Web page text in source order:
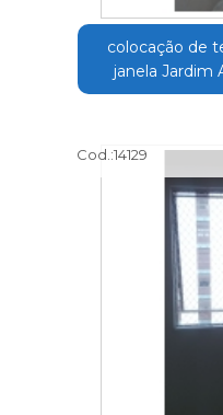
colocação de
janela Jardim
Cod.:14129